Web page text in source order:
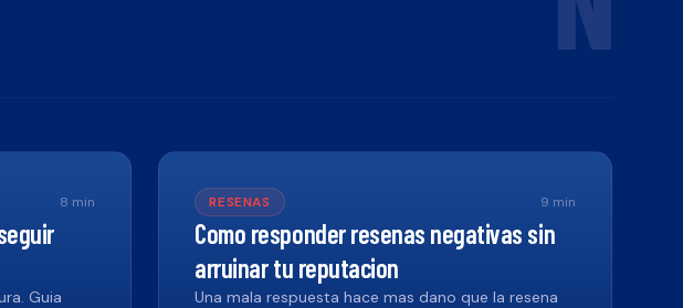
8 min
Guia
RESENAS 9 min
Como responder resenas negativas sin
arruinar tu reputacion
Una mala respuesta hace mas dano que la resena